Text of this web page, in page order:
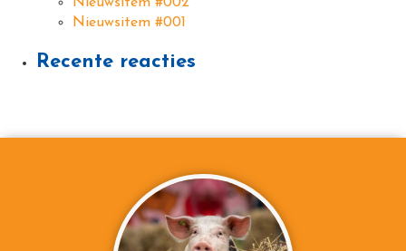
Nieuwsitem #001
Recente reacties